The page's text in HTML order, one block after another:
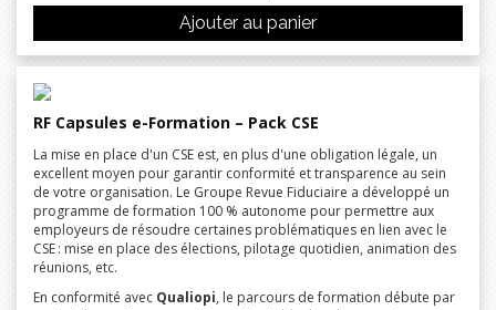
Ajouter au panier
RF Capsules e-Formation – Pack CSE
La mise en place d'un CSE est, en plus d'une obligation légale, un
excellent moyen pour garantir conformité et transparence au sein
de votre organisation. Le Groupe Revue Fiduciaire a développé un
programme de formation 100 % autonome pour permettre aux
employeurs de résoudre certaines problématiques en lien avec le
CSE : mise en place des élections, pilotage quotidien, animation des
réunions, etc.
En conformité avec Qualiopi, le parcours de formation débute par